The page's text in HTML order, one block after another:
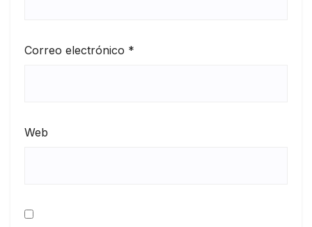
Correo electrónico *
Web